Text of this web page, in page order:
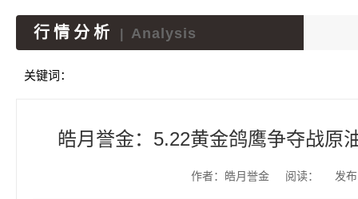
行情分析 Analysis
关键词：
皓月誉金：5.22黄金鸽鹰争夺战原
作者：皓月誉金 阅读： 发